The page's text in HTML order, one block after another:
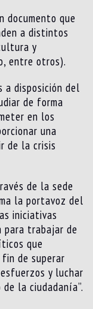
documento que
a distintos
y
entre otros).
a disposición del
de forma
en los
una
de la crisis
de la sede
la portavoz del
iniciativas
para trabajar de
que
de superar
y luchar
la ciudadanía”.